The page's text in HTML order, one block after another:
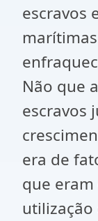
escravos
Não que
escravos
era de
que eram